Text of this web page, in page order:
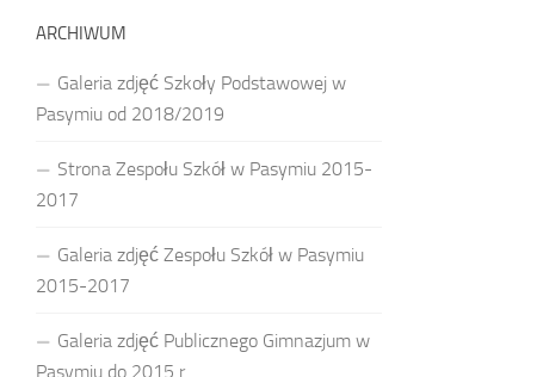
ARCHIWUM
Galeria zdjęć Szkoły Podstawowej w
Pasymiu od 2018/2019
Strona Zespołu Szkół w Pasymiu 2015-
2017
Galeria zdjęć Zespołu Szkół w Pasymiu
2015-2017
Galeria zdjęć Publicznego Gimnazjum w
Pasymiu do 2015 r.